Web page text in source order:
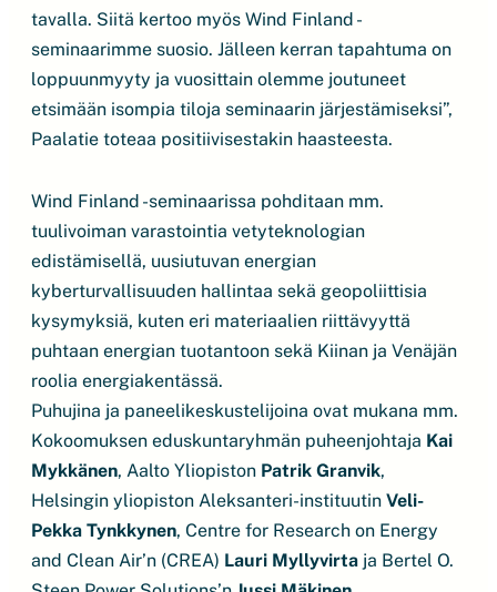
tavalla. Siitä kertoo myös Wind Finland -
seminaarimme suosio. Jälleen kerran tapahtuma on
loppuunmyyty ja vuosittain olemme joutuneet
etsimään isompia tiloja seminaarin järjestämiseksi”,
Paalatie toteaa positiivisestakin haasteesta.
Wind Finland -seminaarissa pohditaan mm.
tuulivoiman varastointia vetyteknologian
edistämisellä, uusiutuvan energian
kyberturvallisuuden hallintaa sekä geopoliittisia
kysymyksiä, kuten eri materiaalien riittävyyttä
puhtaan energian tuotantoon sekä Kiinan ja Venäjän
roolia energiakentässä.
Puhujina ja paneelikeskustelijoina ovat mukana mm.
Kokoomuksen eduskuntaryhmän puheenjohtaja Kai
Mykkänen, Aalto Yliopiston Patrik Granvik,
Helsingin yliopiston Aleksanteri-instituutin Veli-
Pekka Tynkkynen, Centre for Research on Energy
and Clean Air’n (CREA) Lauri Myllyvirta ja Bertel O.